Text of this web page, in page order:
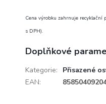
Cena výrobku zahrnuje recyklační
s DPH).
Doplňkové
Kategorie:
Přisazené
EAN: